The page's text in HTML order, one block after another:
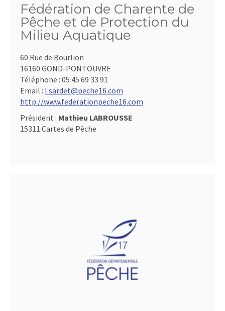
Fédération de Charente de
Pêche et de Protection du
Milieu Aquatique
60 Rue de Bourlion
16160 GOND-PONTOUVRE
Téléphone : 05 45 69 33 91
Email : l.sardet@peche16.com
http://www.federationpeche16.com
Président : Mathieu LABROUSSE
15311 Cartes de Pêche